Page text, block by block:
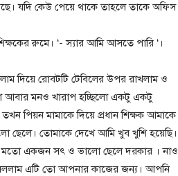
যদি কেউ পেয়ে থাকে তাহলে তাকে অফিস
রুমে। ‘- স্যার আমি আসতে পারি ‘।
দিয়ে রোবটটি টেবিলের উপর রাখলাম ও
আবার মনও খারাপ হচ্ছিলো একটু একটু
পিয়ন মামাকে দিয়ে প্রধান শিক্ষক আমাকে
ছেলে। তোমাকে দেখে আমি খুব খুশি হয়েছি।
মতো একজন সৎ ও ভালো ছেলে দরকার । নাও
এটি তো আপনার কাজের জন্য। আপনি